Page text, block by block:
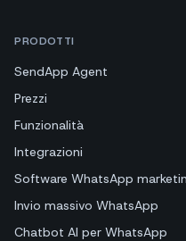
PRODOTTI
SendApp Agent
Prezzi
Funzionalità
Integrazioni
Software WhatsApp
Invio massivo WhatsApp
Chatbot AI per WhatsApp